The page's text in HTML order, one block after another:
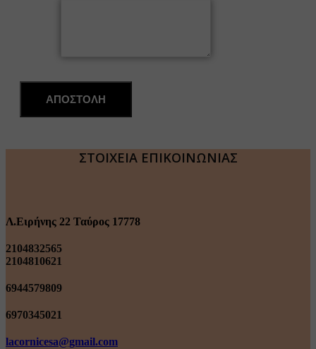
ΑΠΟΣΤΟΛΗ
ΣΤΟΙΧΕΙΑ ΕΠΙΚΟΙΝΩΝΙΑΣ
Λ.Ειρήνης 22 Ταύρος 17778
2104832565
2104810621
6944579809
6970345021
lacornicesa@gmail.com